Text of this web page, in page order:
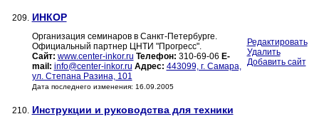
209. ИНКОР
Организация семинаров в Санкт-Петербурге.
Официальный партнер ЦНТИ "Прогресс".
Сайт: www.center-inkor.ru Телефон: 310-69-06 E-
mail: info@center-inkor.ru Адрес: 443099, г. Самара,
ул. Степана Разина, 101
Дата последнего изменения: 16.09.2005
Редактировать
Удалить
Добавить сайт
210. Инструкции и руководства для техники